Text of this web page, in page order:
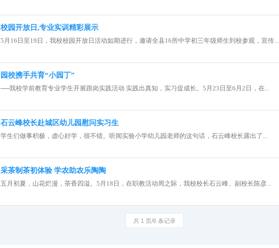
校园开放日,专业实训精彩展示
5月16日至19日，我校校园开放日活动如期进行，邀请全县16所中学初三年级师生到校参观，宣传...
园校携手共育“小园丁”
──我校学前教育专业学生开展跟岗实践活动 实践出真知，实习促成长。5月23日至6月2日，在...
石云峰校长赴城区幼儿园慰问实习生
学生们做事积极，虚心好学，很不错。听闻实验小学幼儿园老师的这句话，石云峰校长露出了...
采茶制茶初体验 学农助农乐陶陶
五月初夏，山花烂漫，茶香四溢。5月18日，在职教活动周之际，我校校长石云峰、副校长陈彦...
共 1 页/6 条记录